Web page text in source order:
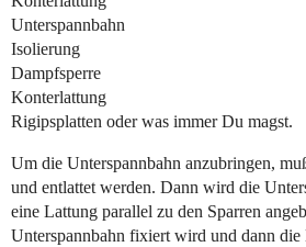
Unterspannbahn
Isolierung
Dampfsperre
Konterlattung
Rigipsplatten oder was immer Du magst.
Um die Unterspannbahn anzubringen,
und entlattet werden. Dann wird die
eine Lattung parallel zu den Sparren
Unterspannbahn fixiert wird und dann